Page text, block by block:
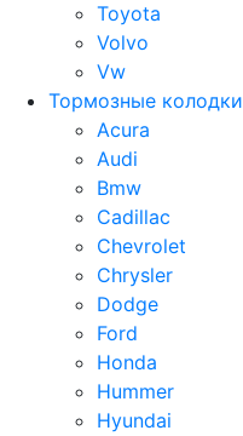
Toyota
Volvo
Vw
Тормозные колодки
Acura
Audi
Bmw
Cadillac
Chevrolet
Chrysler
Dodge
Ford
Honda
Hummer
Hyundai